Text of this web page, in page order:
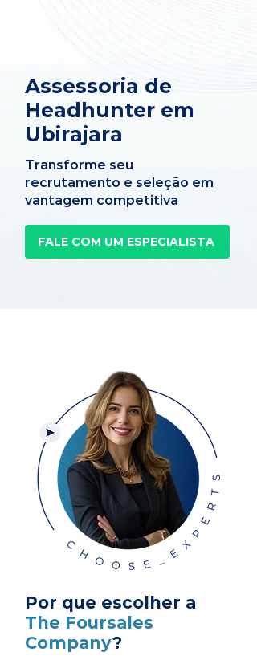
Assessoria de
Headhunter em
Ubirajara
Transforme seu
recrutamento e seleção em
vantagem competitiva
FALE COM UM ESPECIALISTA
Por que escolher a
The Foursales
Company?